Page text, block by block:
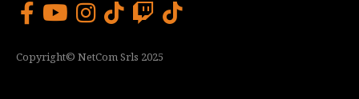
Copyright© NetCom Srls 2025